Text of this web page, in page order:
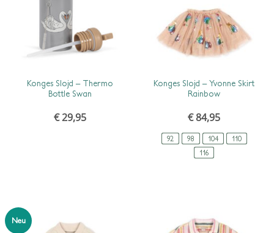
Konges Slojd – Thermo
Bottle Swan
€29,95
92 98 104
110
116
Konges Slojd – Yvonne Skirt
Rainbow
€84,95
Neu